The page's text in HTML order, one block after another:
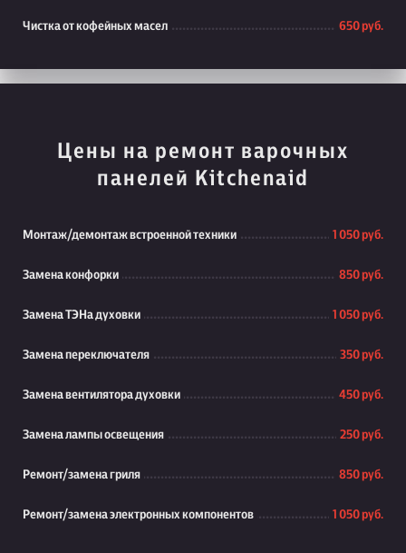
Чистка от кофейных масел 650 руб.
Цены на ремонт варочных
панелей Kitchenaid
Монтаж/демонтаж встроенной техники 1 050 руб.
Замена конфорки 850 руб.
Замена ТЭНа духовки 1 050 руб.
Замена переключателя 350 руб.
Замена вентилятора духовки 450 руб.
Замена лампы освещения 250 руб.
Ремонт/замена гриля 850 руб.
Ремонт/замена электронных компонентов 1 050 руб.